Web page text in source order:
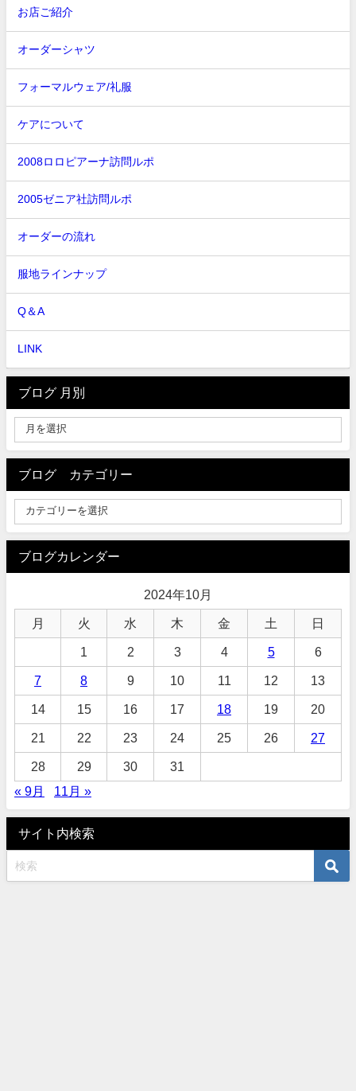
お店ご紹介
オーダーシャツ
フォーマルウェア/礼服
ケアについて
2008ロロピアーナ訪問ルポ
2005ゼニア社訪問ルポ
オーダーの流れ
服地ラインナップ
Q＆A
LINK
ブログ 月別
ブログ カテゴリー
ブログカレンダー
2024年10月
月 火 水 木 金 土 日
1 2 3 4 5 6
7 8 9 10 11 12 13
14 15 16 17 18 19 20
21 22 23 24 25 26 27
28 29 30
31
« 9月
11月 »
サイト内検索